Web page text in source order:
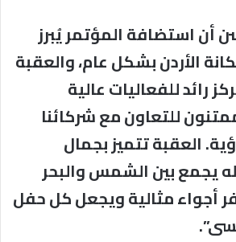
أن استضافة المؤتمر يُبرز
الأردن بشكل عام، والعقبة
رائد للفعاليات عالية
للتعاون مع شركائنا
العقبة تتميز بجمال
يجمع بين الشمس والبحر
أجواء مثالية ويجعل كل حفل